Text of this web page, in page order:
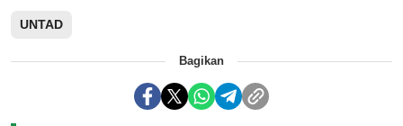
UNTAD
Bagikan